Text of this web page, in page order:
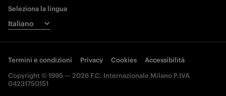
Seleziona la lingua
Termini e condizioni Privacy Cookies
Accessibilità
Copyright © 1995 — 2026 F.C. Internazionale Milano P.IVA
04231750151